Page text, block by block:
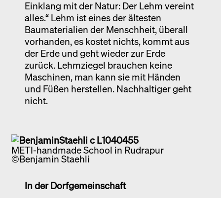
Einklang mit der Natur: Der Lehm vereint
alles.“ Lehm ist eines der ältesten
Baumaterialien der Menschheit, überall
vorhanden, es kostet nichts, kommt aus
der Erde und geht wieder zur Erde
zurück. Lehmziegel brauchen keine
Maschinen, man kann sie mit Händen
und Füßen herstellen. Nachhaltiger geht
nicht.
METI-handmade School in Rudrapur
©Benjamin Staehli
In der Dorfgemeinschaft